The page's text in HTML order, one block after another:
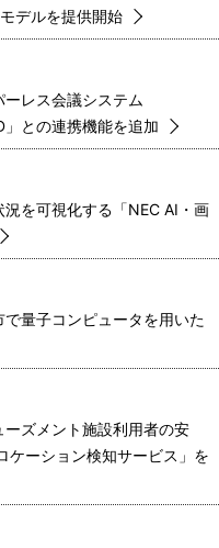
デルを提供開始
レス会議システム
との連携機能を追加
を可視化する「NEC AI・画
量子コンピュータを用いた
ズメント施設利用者の安
ケーション検知サービス」を